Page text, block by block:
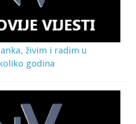
živim i radim u
godina